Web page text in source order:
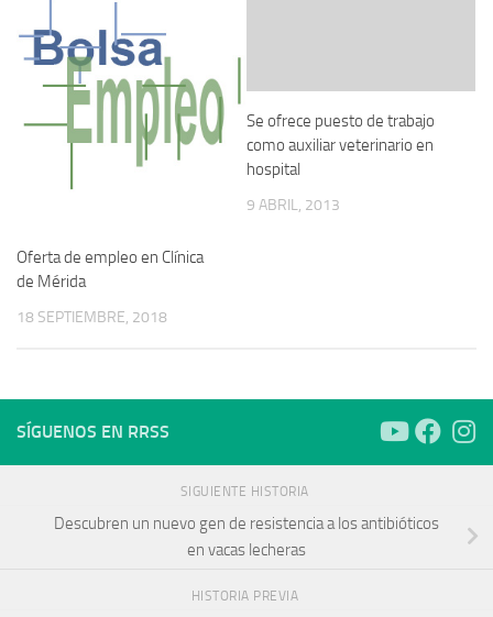
Oferta de empleo en Clínica
de Mérida
18 SEPTIEMBRE, 2018
Se ofrece puesto de trabajo
como auxiliar veterinario en
hospital
9 ABRIL, 2013
SÍGUENOS EN RRSS
SIGUIENTE HISTORIA
Descubren un nuevo gen de resistencia a los antibióticos
en vacas lecheras
HISTORIA PREVIA